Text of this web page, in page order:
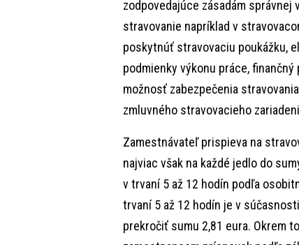
zodpovedajúce zásadám
stravovanie napríklad v
poskytnúť stravovaciu poukážku,
podmienky výkonu práce,
možnosť zabezpečenia
zmluvného stravovacieho
Zamestnávateľ prispieva na
najviac však na každé jedlo do
v trvaní 5 až 12 hodín podľa
trvaní 5 až 12 hodín je v
prekročiť sumu 2,81 eura. Okrem